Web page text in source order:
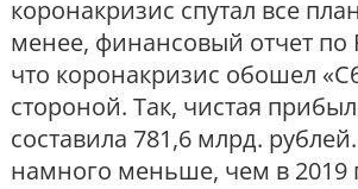
коронакризис спутал все
менее, финансовый отчет по
что коронакризис обошел
стороной. Так, чистая
составила 781,6 млрд.
намного меньше, чем в 2019